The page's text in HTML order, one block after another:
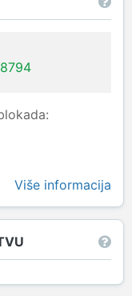
Više informacija